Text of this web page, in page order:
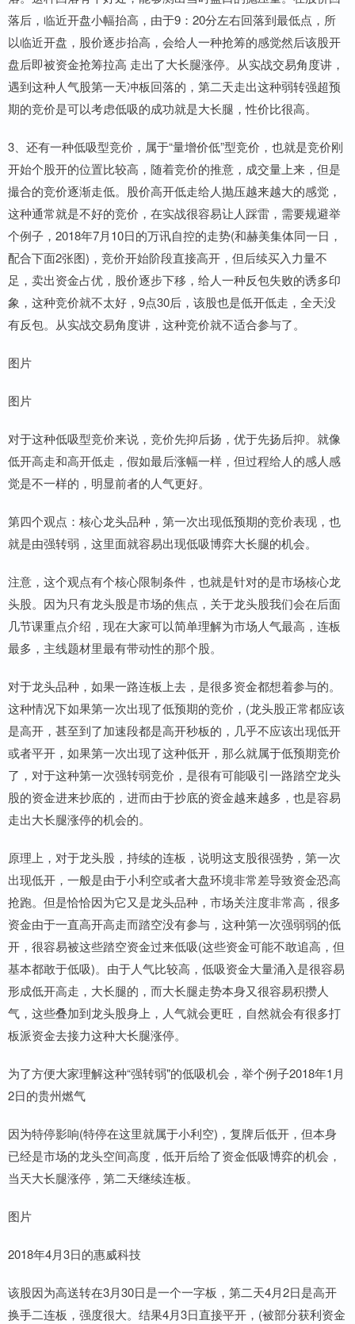
落后，临近开盘小幅抬高，由于9：20分左右回落到最低点，所
以临近开盘，股价逐步抬高，会给人一种抢筹的感觉然后该股开
盘后即被资金抢筹拉高 走出了大长腿涨停。从实战交易角度讲，
遇到这种人气股第一天冲板回落的，第二天走出这种弱转强超预
期的竞价是可以考虑低吸的成功就是大长腿，性价比很高。
3、还有一种低吸型竞价，属于“量增价低”型竞价，也就是竞价刚
开始个股开的位置比较高，随着竞价的推意，成交量上来，但是
撮合的竞价逐渐走低。股价高开低走给人抛压越来越大的感觉，
这种通常就是不好的竞价，在实战很容易让人踩雷，需要规避举
个例子，2018年7月10日的万讯自控的走势(和赫美集体同一日，
配合下面2张图)，竞价开始阶段直接高开，但后续买入力量不
足，卖出资金占优，股价逐步下移，给人一种反包失败的诱多印
象，这种竞价就不太好，9点30后，该股也是低开低走，全天没
有反包。从实战交易角度讲，这种竞价就不适合参与了。
图片
图片
对于这种低吸型竞价来说，竞价先抑后扬，优于先扬后抑。就像
低开高走和高开低走，假如最后涨幅一样，但过程给人的感人感
觉是不一样的，明显前者的人气更好。
第四个观点：核心龙头品种，第一次出现低预期的竞价表现，也
就是由强转弱，这里面就容易出现低吸博弈大长腿的机会。
注意，这个观点有个核心限制条件，也就是针对的是市场核心龙
头股。因为只有龙头股是市场的焦点，关于龙头股我们会在后面
几节课重点介绍，现在大家可以简单理解为市场人气最高，连板
最多，主线题材里最有带动性的那个股。
对于龙头品种，如果一路连板上去，是很多资金都想着参与的。
这种情况下如果第一次出现了低预期的竞价，(龙头股正常都应该
是高开，甚至到了加速段都是高开秒板的，几乎不应该出现低开
或者平开，如果第一次出现了这种低开，那么就属于低预期竞价
了，对于这种第一次强转弱竞价，是很有可能吸引一路踏空龙头
股的资金进来抄底的，进而由于抄底的资金越来越多，也是容易
走出大长腿涨停的机会的。
原理上，对于龙头股，持续的连板，说明这支股很强势，第一次
出现低开，一般是由于小利空或者大盘环境非常差导致资金恐高
抢跑。但是恰恰因为它又是龙头品种，市场关注度非常高，很多
资金由于一直高开高走而踏空没有参与，这种第一次强弱弱的低
开，很容易被这些踏空资金过来低吸(这些资金可能不敢追高，但
基本都敢于低吸)。由于人气比较高，低吸资金大量涌入是很容易
形成低开高走，大长腿的，而大长腿走势本身又很容易积攒人
气，这些叠加到龙头股身上，人气就会更旺，自然就会有很多打
板派资金去接力这种大长腿涨停。
为了方便大家理解这种“强转弱"的低吸机会，举个例子2018年1月
2日的贵州燃气
因为特停影响(特停在这里就属于小利空)，复牌后低开，但本身
已经是市场的龙头空间高度，低开后给了资金低吸博弈的机会，
当天大长腿涨停，第二天继续连板。
图片
2018年4月3日的惠威科技
该股因为高送转在3月30日是一个一字板，第二天4月2日是高开
换手二连板，强度很大。结果4月3日直接平开，(被部分获利资金